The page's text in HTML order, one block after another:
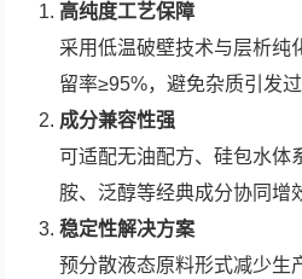
高纯度工艺保障
采用低温破壁技术与层析纯
留率≥95%，避免杂质引发过
成分兼容性强
可适配无油配方、硅包水体
胺、泛醇等经典成分协同增
稳定性解决方案
预分散液态原料形式减少生